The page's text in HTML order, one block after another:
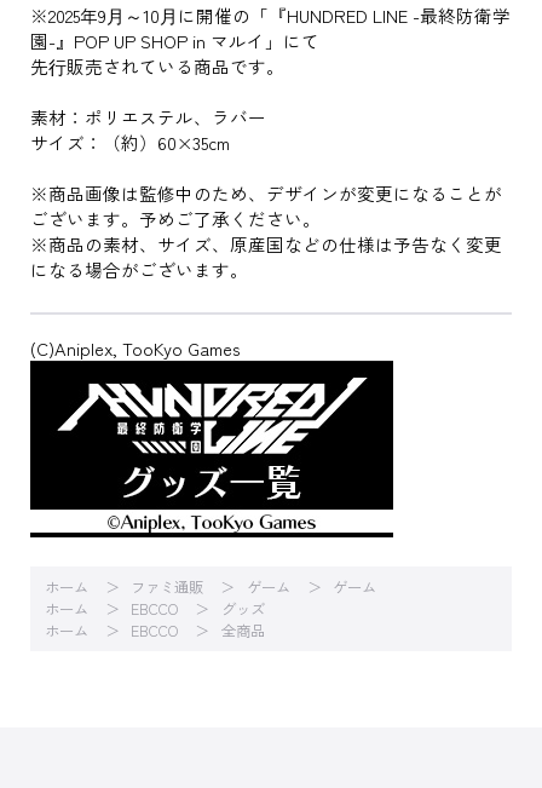
※2025年9⽉～10⽉に開催の「『HUNDRED LINE -最終防衛学
園-』POP UP SHOP in マルイ」にて
先⾏販売されている商品です。
素材：ポリエステル、ラバー
サイズ：（約）60×35cm
※商品画像は監修中のため、デザインが変更になることが
ございます。予めご了承ください。
※商品の素材、サイズ、原産国などの仕様は予告なく変更
になる場合がございます。
(C)Aniplex, TooKyo Games
ホーム ファミ通販 ゲーム
ゲーム
ホーム
EBCCO
グッズ
ホーム
EBCCO 全商品